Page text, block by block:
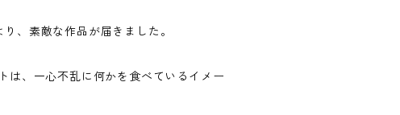
、素敵な作品が届きました。
は、一心不乱に何かを食べているイメー